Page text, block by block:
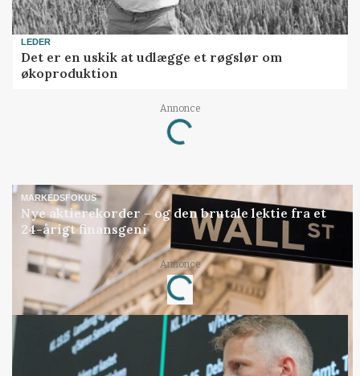
LEDER
Det er en uskik at udlægge et røgslør om
økoproduktion
Annonce
Loading...
MARKEDSFOKUS
Nye aktierekorder – og den brutale lektie fra et
24-årigt finansgeni
Annonce
Loading...